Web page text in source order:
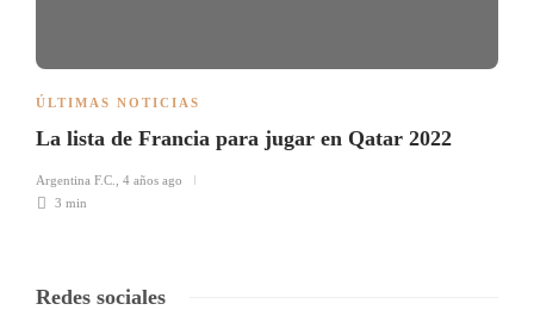
ÚLTIMAS NOTICIAS
La lista de Francia para jugar en Qatar 2022
Argentina F.C.
4 años ago
3 min
Redes sociales